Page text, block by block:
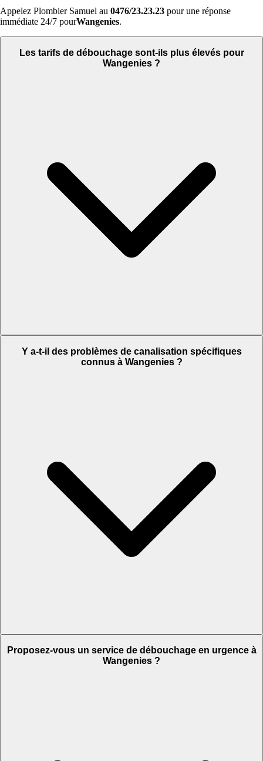
Appelez Plombier Samuel au 0476/23.23.23 pour une réponse
immédiate 24/7 pourWangenies.
Les tarifs de débouchage sont-ils plus élevés pour
Wangenies ?
Y a-t-il des problèmes de canalisation spécifiques
connus à Wangenies ?
Proposez-vous un service de débouchage en urgence à
Wangenies ?